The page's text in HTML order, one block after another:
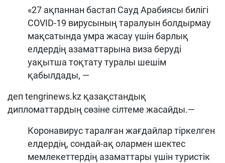
«27 ақпаннан бастап Сауд Арабиясы билігі
COVID-19 вирусының таралуын болдырмау
мақсатында умра жасау үшін барлық
елдердің азаматтарына виза беруді
уақытша тоқтату туралы шешім
қабылдады, —
деп tengrinews.kz қазақстандық
дипломаттардың сөзіне сілтеме жасайды.—
Коронавирус таралған жағдайлар тіркелген
елдердің, сондай-ақ олармен шектес
мемлекеттердің азаматтары үшін туристік